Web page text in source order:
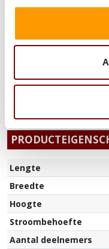
valmatten
7,50 /1 dag
Lengte
Breedte
Hoogte
Stroombehoefte
Aantal deelnemers